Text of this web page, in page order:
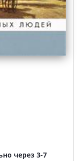
через 3-7